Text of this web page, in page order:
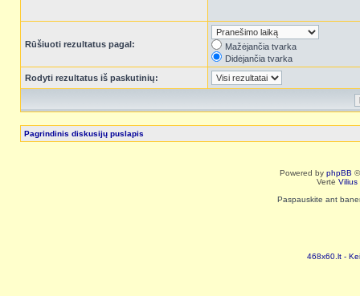
Rūšiuoti rezultatus pagal:
Mažėjančia tvarka
Didėjančia tvarka
Rodyti rezultatus iš paskutinių:
Pagrindinis diskusijų puslapis
Powered by phpBB
Vertė Vilius
Paspauskite ant
468x60.lt -